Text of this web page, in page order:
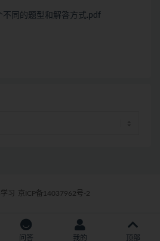
不同的题型和解答方式.pdf
习 京ICP备14037962号-2
问答 我的 顶部